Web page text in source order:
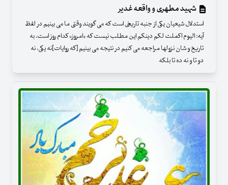
شهید مطهری و واقعه غدیر
استدلال شیعیان یکی از جنبه تاریخی است که می گویند وقتی ما می بینیم در لفظ
آیه: الیوم اکملت لکم دینکم این مطلب نیست که «امروز» کدام روز است، به
تاریخ و شان نزولها مراجعه می کنیم در نتیجه می بینیم [که روایات]نه یکی، نه
دو تا و نه ده تا بلکه